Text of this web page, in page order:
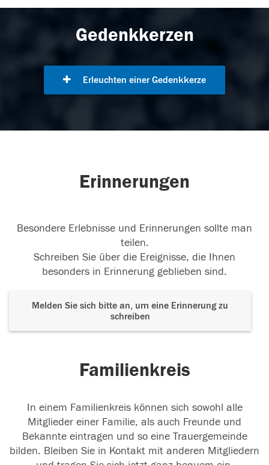
Gedenkkerzen
Erleuchten einer Gedenkkerze
Erinnerungen
Besondere Erlebnisse und Erinnerungen sollte man
teilen.
Schreiben Sie über die Ereignisse, die Ihnen
besonders in Erinnerung geblieben sind.
Melden Sie sich bitte an, um eine Erinnerung zu
schreiben
Familienkreis
In einem Familienkreis können sich sowohl alle
Mitglieder einer Familie, als auch Freunde und
Bekannte eintragen und so eine Trauergemeinde
bilden. Bleiben Sie in Kontakt mit anderen Mitgliedern